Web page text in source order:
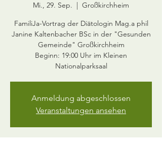
Mi., 29. Sep.
  |
Großkirchheim
FamiliJa-Vortrag der Diätologin Mag.a phil
Janine Kaltenbacher BSc in der "Gesunden
Gemeinde" Großkirchheim
Beginn: 19:00 Uhr im Kleinen
Anmeldung abgeschlossen
Veranstaltungen ansehen